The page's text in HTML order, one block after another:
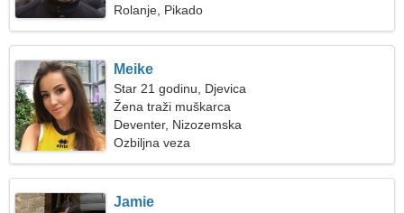
Rolanje, Pikado
Meike
Star 21 godinu, Djevica
Žena traži muškarca
Deventer, Nizozemska
Ozbiljna veza
Jamie